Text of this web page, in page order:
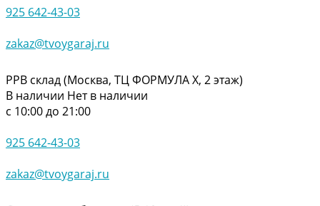
925 642-43-03
zakaz@tvoygaraj.ru
РРВ склад (Москва, ТЦ ФОРМУЛА Х, 2 этаж)
В наличии Нет в наличии
с 10:00 до 21:00
925 642-43-03
zakaz@tvoygaraj.ru